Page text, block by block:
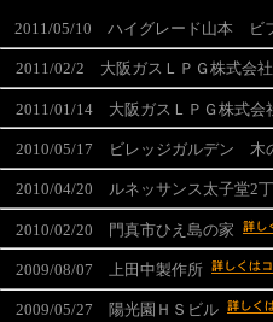
2011/05/10 ハイグレード山本 ビ
2011/02/2 大阪ガスＬＰＧ株式会社
2011/01/14 大阪ガスＬＰＧ株式会
2010/05/17 ビレッジガルデン 木
2010/04/20 ルネッサンス太子堂2
2010/02/20 門真市ひえ島の家
2009/08/07 上田中製作所
2009/05/27 陽光園ＨＳビル